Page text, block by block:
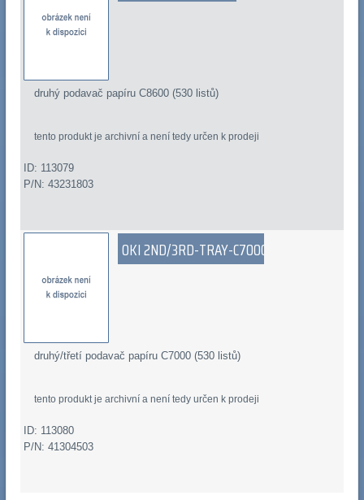
druhý podavač papíru C8600 (530 listů)
tento produkt je archivní a není tedy určen k prodeji
ID: 113079
P/N: 43231803
OKI 2ND/3RD-TRAY-C7000
druhý/třetí podavač papíru C7000 (530 listů)
tento produkt je archivní a není tedy určen k prodeji
ID: 113080
P/N: 41304503